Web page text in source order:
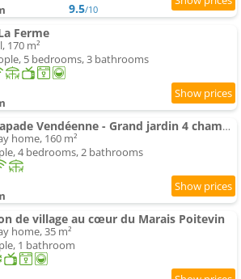
9.5/10
Ferme
170 m²
5 bedrooms, 3 bathrooms
L'escapade Vendéenne - Grand jardin 4 chambres
home, 160 m²
4 bedrooms, 2 bathrooms
de village au cœur du Marais Poitevin
home, 35 m²
1 bathroom